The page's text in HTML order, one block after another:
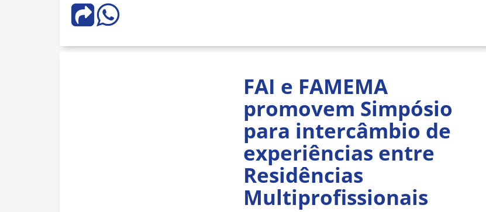
FAI e FAMEMA
promovem Simpósio
para intercâmbio de
experiências entre
Residências
Multiprofissionais